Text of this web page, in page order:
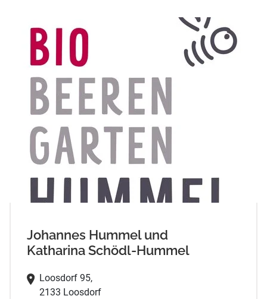
Johannes Hummel und
Katharina Schödl-Hummel
Loosdorf 95,
2133 Loosdorf